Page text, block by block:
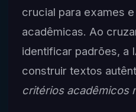
crucial para exames
acadêmicas. Ao
identificar padrões, a
construir textos
critérios acadêmicos